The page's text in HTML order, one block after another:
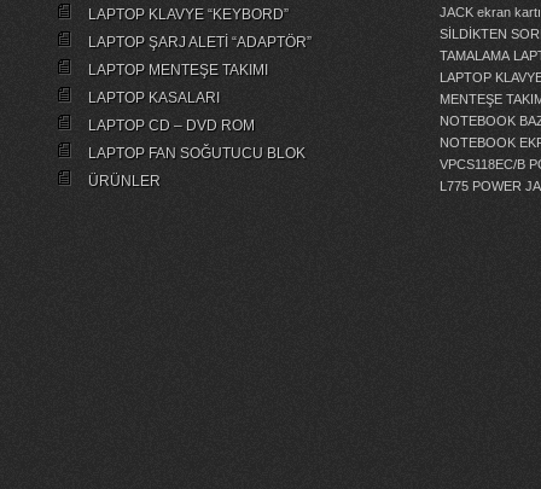
LAPTOP KLAVYE “KEYBORD”
LAPTOP ŞARJ ALETİ “ADAPTÖR”
LAPTOP MENTEŞE TAKIMI
LAPTOP KASALARI
LAPTOP CD – DVD ROM
LAPTOP FAN SOĞUTUCU BLOK
ÜRÜNLER
JACK ekran
SİLDİKTEN
TAMALAMA
LAPTOP
MENTEŞE
NOTEBOOK
NOTEBOOK
VPCS118EC/B
L775 POWER